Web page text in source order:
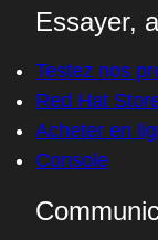
Essayer,
Testez nos
Red Hat
Acheter en
Console